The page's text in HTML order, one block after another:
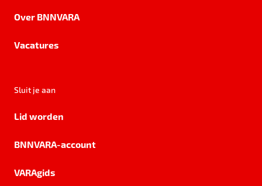
Over BNNVARA
Vacatures
Sluit je aan
Lid worden
BNNVARA-account
VARAgids